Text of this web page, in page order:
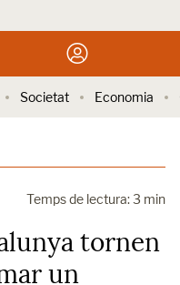
Societat Economia
Temps de lectura: 3 min
tornen
un